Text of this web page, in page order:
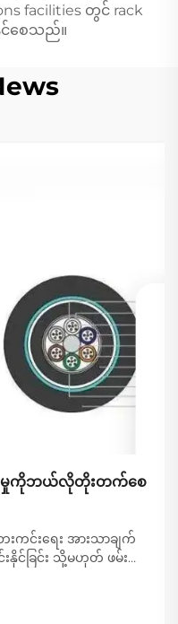
facilities တွင် rack
င်စေသည်။
းမှုကိုဘယ်လိုတိုးတက်စေ
ကင်းရေး အားသာချက်
နိုင်ခြင်း သို့မဟုတ် ဖမ်းယူ
ော ကေဘယ်များကဲ့သို့